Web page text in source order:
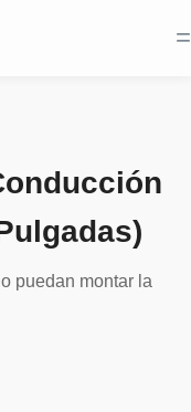
=
puedan montar la